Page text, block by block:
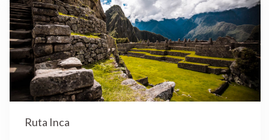
Ruta Inca